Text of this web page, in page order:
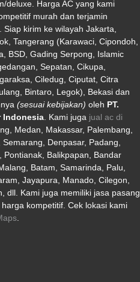
deluxe. Harga AC yang kami
murah dan terjamin
Siap kirim ke wilayah Jakarta,
Tangerang (Karawaci, Cipondoh,
BSD, Gading Serpong, Islamic
Sepatan, Cikupa,
Ciledug, Ciputat, Citra
Bintaro, Legok), Bekasi dan
(sesuai kebijakan) oleh PT.
Indonesia. Kami juga jual ac di
Medan, Makassar, Palembang,
Semarang, Denpasar, Padang,
Pontianak, Balikpapan, Bandar
Batam, Samarinda, Palu,
Jayapura, Manado, Cilegon,
dll. Kami juga memiliki jasa pasang
kompetitif. Cek lokasi kami
.